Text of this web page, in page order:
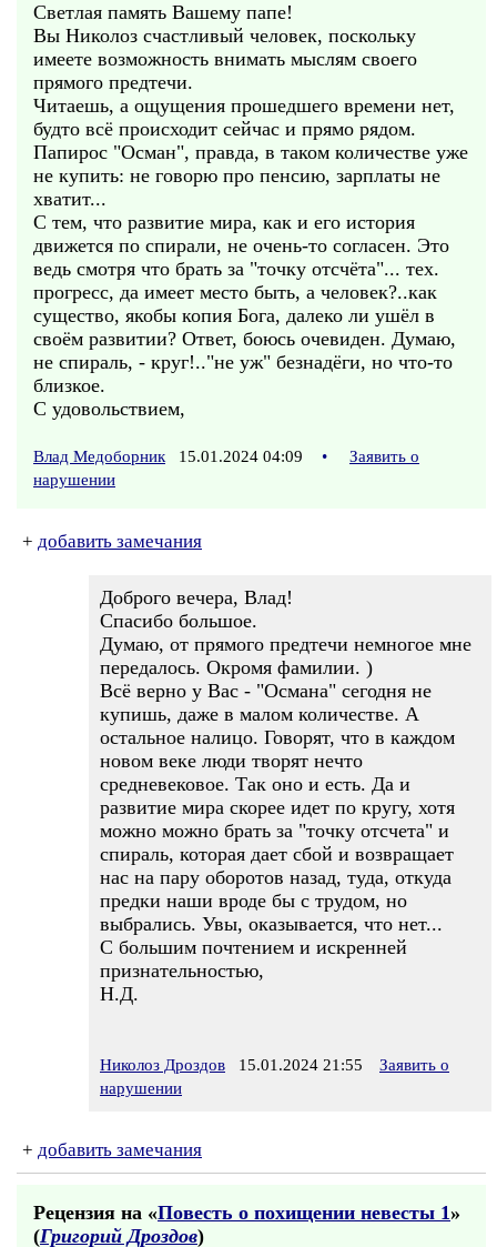
Светлая память Вашему папе!
Вы Николоз счастливый человек, поскольку
имеете возможность внимать мыслям своего
прямого предтечи.
Читаешь, а ощущения прошедшего времени нет,
будто всё происходит сейчас и прямо рядом.
Папирос "Осман", правда, в таком количестве уже
не купить: не говорю про пенсию, зарплаты не
хватит...
С тем, что развитие мира, как и его история
движется по спирали, не очень-то согласен. Это
ведь смотря что брать за "точку отсчёта"... тех.
прогресс, да имеет место быть, а человек?..как
существо, якобы копия Бога, далеко ли ушёл в
своём развитии? Ответ, боюсь очевиден. Думаю,
не спираль, - круг!.."не уж" безнадёги, но что-то
близкое.
С удовольствием,
Влад Медоборник 15.01.2024 04:09 •
Заявить о
нарушении
+ добавить замечания
Доброго вечера, Влад!
Спасибо большое.
Думаю, от прямого предтечи немногое мне
передалось. Окромя фамилии. )
Всё верно у Вас - "Османа" сегодня не
купишь, даже в малом количестве. А
остальное налицо. Говорят, что в каждом
новом веке люди творят нечто
средневековое. Так оно и есть. Да и
развитие мира скорее идет по кругу, хотя
можно можно брать за "точку отсчета" и
спираль, которая дает сбой и возвращает
нас на пару оборотов назад, туда, откуда
предки наши вроде бы с трудом, но
выбрались. Увы, оказывается, что нет...
С большим почтением и искренней
признательностью,
Н.Д.
Николоз Дроздов 15.01.2024 21:55
Заявить о
нарушении
+ добавить замечания
Рецензия на «Повесть о похищении невесты 1»
(Григорий Дроздов)